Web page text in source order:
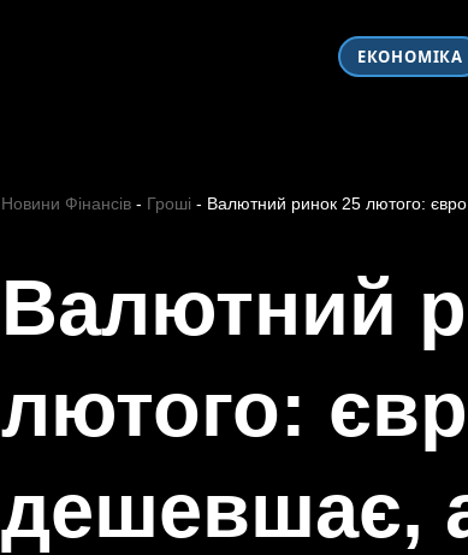
ЕКОНОМІКА
Новини Фінансів- Гроші - Валютний ринок 25 лютого:
Валютний
лютого:
дешевшає,